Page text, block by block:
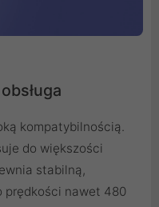
kompatybilnością.
do większości
stabilną,
prędkości nawet 480